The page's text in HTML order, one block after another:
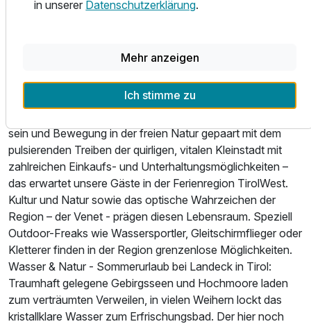
Im Sommer
Wanderurlaub - ein Wanderparadies direkt vor der Tür!
sein und Bewegung in der freien Natur gepaart mit dem
pulsierenden Treiben der quirligen, vitalen Kleinstadt mit
zahlreichen Einkaufs- und Unterhaltungsmöglichkeiten –
das erwartet unsere Gäste in der Ferienregion TirolWest.
Kultur und Natur sowie das optische Wahrzeichen der
Region – der Venet - prägen diesen Lebensraum. Speziell
Outdoor-Freaks wie Wassersportler, Gleitschirmflieger oder
Kletterer finden in der Region grenzenlose Möglichkeiten.
Wasser & Natur - Sommerurlaub bei Landeck in Tirol:
Traumhaft gelegene Gebirgsseen und Hochmoore laden
zum verträumten Verweilen, in vielen Weihern lockt das
kristallklare Wasser zum Erfrischungsbad. Der hier noch
in unserer Datenschutzerklärung.
Mehr anzeigen
Ich stimme zu